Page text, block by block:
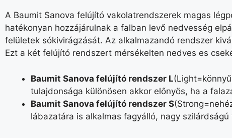
A Baumit Sanova felújító vakolatrendszerek magas
hatékonyan hozzájárulnak a falban levő nedvesség
felületek sókivirágzását. Az alkalmazandó rendszer
Ezt a két felújító rendszert mérsékelten nedves es
Baumit Sanova felújító rendszer L
tulajdonsága különösen akkor előnyös, ha a
Baumit Sanova felújító rendszer S
lábazatára is alkalmas fagyálló, nagy szilárdságú